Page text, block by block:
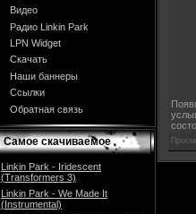
Видео
Радио Linkin Park
LPN Widget
Скачать
Наши баннеры
Ссылки
Обратная связь
Самое скачиваемое
Linkin Park - Iridescent
(Transformers 3)
Linkin Park - We Made It
(Instrumental)